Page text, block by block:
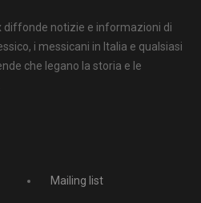
diffonde notizie e informazioni di
i messicani in Italia e qualsiasi
che legano la storia e le
Mailing list